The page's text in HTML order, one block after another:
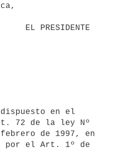
72 de la ley Nº
de 1997, en
por el Art. 1º de